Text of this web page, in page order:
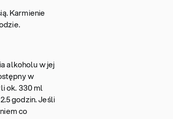
Karmienie
alkoholu w jej
w
ok. 330 ml
godzin. Jeśli
co